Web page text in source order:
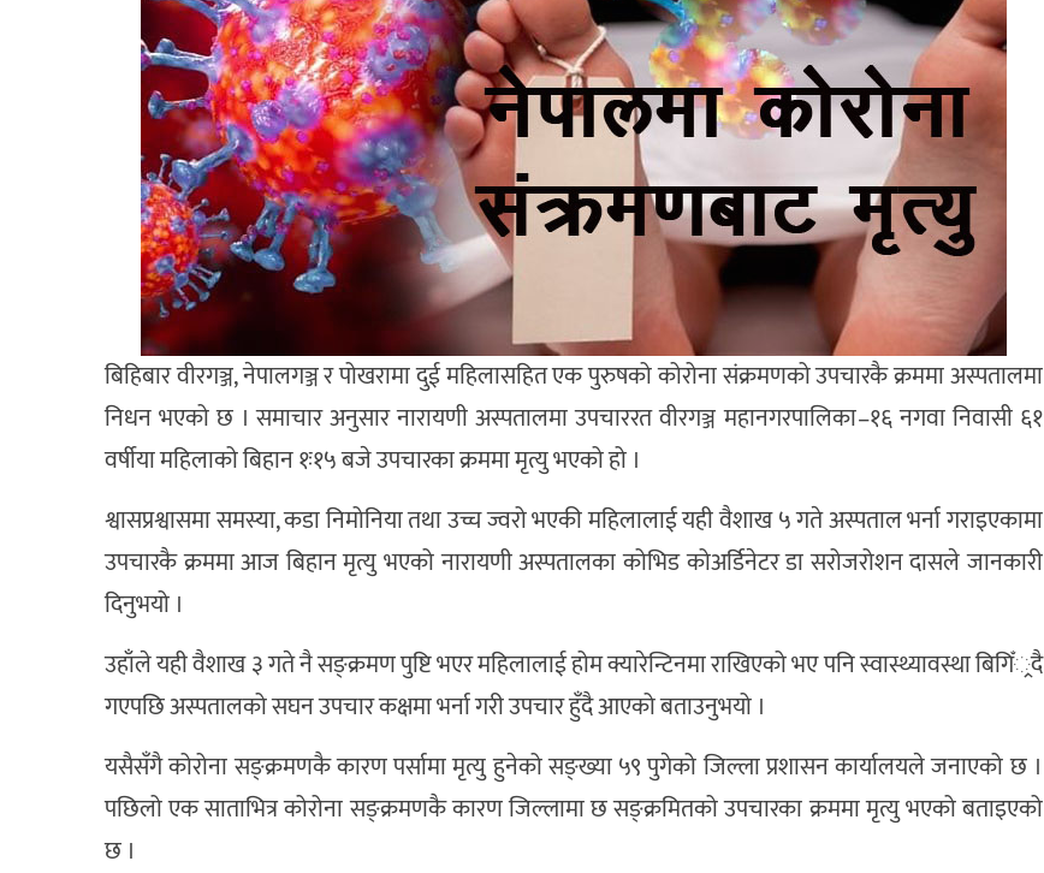
बिहिबार वीरगञ्ज, नेपालगञ्ज र पोखरामा दुई महिलासहित एक पुरुषको कोरोना संक्रमणको उपचारकै क्रममा अस्पतालमा
निधन भएको छ । समाचार अनुसार नारायणी अस्पतालमा उपचाररत वीरगञ्ज महानगरपालिका–१६ नगवा निवासी ६१
वर्षीया महिलाको बिहान १ः१५ बजे उपचारका क्रममा मृत्यु भएको हो ।
श्वासप्रश्वासमा समस्या, कडा निमोनिया तथा उच्च ज्वरो भएकी महिलालाई यही वैशाख ५ गते अस्पताल भर्ना गराइएकामा
उपचारकै क्रममा आज बिहान मृत्यु भएको नारायणी अस्पतालका कोभिड कोअर्डिनेटर डा सरोजरोशन दासले जानकारी
दिनुभयो ।
उहाँले यही वैशाख ३ गते नै सङ्क्रमण पुष्टि भएर महिलालाई होम क्यारेन्टिनमा राखिएको भए पनि स्वास्थ्यावस्था बिगिँ्रदै
गएपछि अस्पतालको सघन उपचार कक्षमा भर्ना गरी उपचार हुँदै आएको बताउनुभयो ।
यसैसँगै कोरोना सङ्क्रमणकै कारण पर्सामा मृत्यु हुनेको सङ्ख्या ५९ पुगेको जिल्ला प्रशासन कार्यालयले जनाएको छ ।
पछिलो एक साताभित्र कोरोना सङ्क्रमणकै कारण जिल्लामा छ सङ्क्रमितको उपचारका क्रममा मृत्यु भएको बताइएको
छ ।